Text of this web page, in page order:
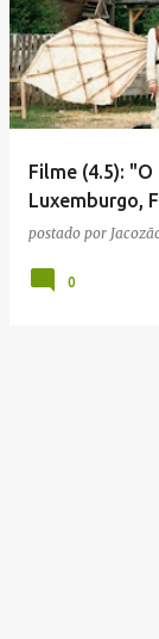
s
t
a
g
Filme (4.5):
Luxemburgo,
postado por
0